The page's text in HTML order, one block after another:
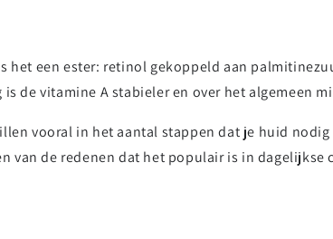
een ester: retinol gekoppeld aan
de vitamine A stabieler en over het algemeen
vooral in het aantal stappen dat je huid
van de redenen dat het populair is in dagelijkse